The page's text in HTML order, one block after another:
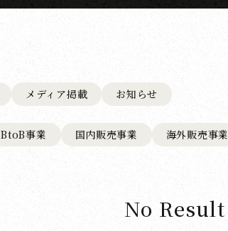
メディア掲載 お知らせ
BtoB事業 国内販売事業 海外販売事業
No Result